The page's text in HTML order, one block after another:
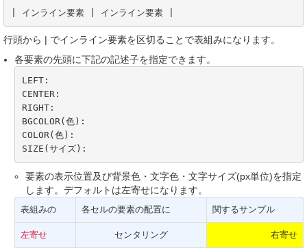
| インライン要素 | インライン要素 |
行頭から | でインライン要素を区切ることで表組みになります。
各要素の先頭に下記の記述子を指定できます。
LEFT:
CENTER:
RIGHT:
BGCOLOR(色):
COLOR(色):
SIZE(サイズ):
要素の表示位置及び背景色・文字色・文字サイズ(px単位)を指定
します。デフォルトは左寄せになります。
表組みの 各セルの要素の配置に 関するサンプル
左寄せ センタリング 右寄せ